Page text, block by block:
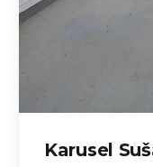
Karusel